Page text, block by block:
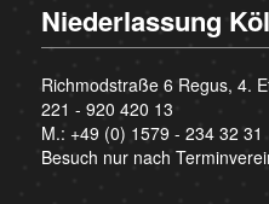
Niederlassung
Richmodstraße 6 Regus, 4.
221 - 920 420 13
M.: +49 (0) 1579 - 234 32 31
Besuch nur nach